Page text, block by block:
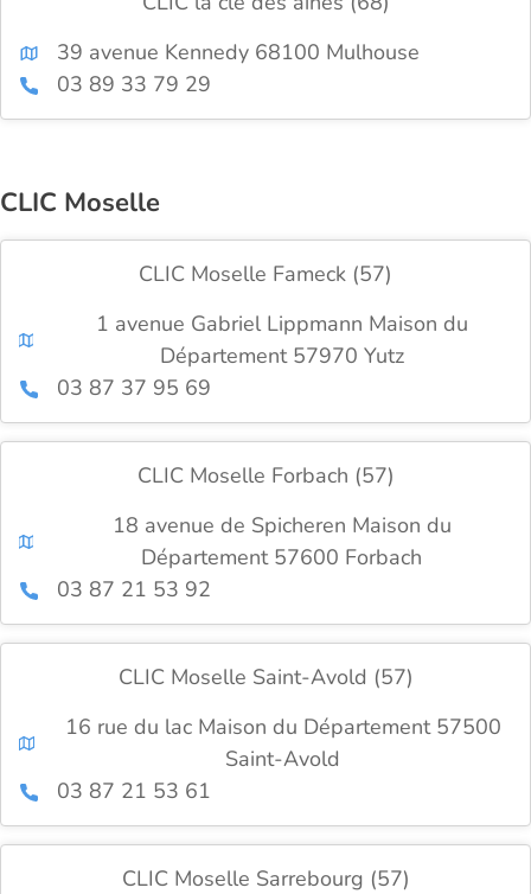
39 avenue Kennedy 68100 Mulhouse
03 89 33 79 29
CLIC Moselle
CLIC Moselle Fameck (57)
1 avenue Gabriel Lippmann Maison du
Département 57970 Yutz
03 87 37 95 69
CLIC Moselle Forbach (57)
18 avenue de Spicheren Maison du
Département 57600 Forbach
03 87 21 53 92
CLIC Moselle Saint-Avold (57)
16 rue du lac Maison du Département 57500
Saint-Avold
03 87 21 53 61
CLIC Moselle Sarrebourg (57)